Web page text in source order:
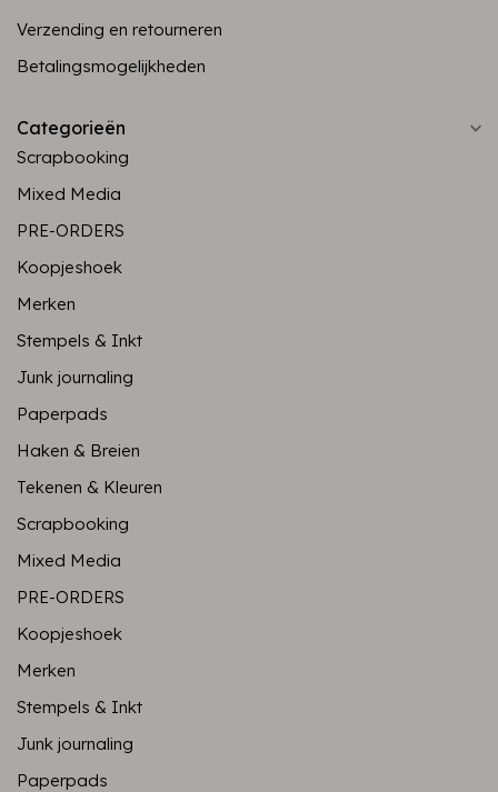
Verzending en retourneren
Betalingsmogelijkheden
Categorieën
Scrapbooking
Mixed Media
PRE-ORDERS
Koopjeshoek
Merken
Stempels & Inkt
Junk journaling
Paperpads
Haken & Breien
Tekenen & Kleuren
Scrapbooking
Mixed Media
PRE-ORDERS
Koopjeshoek
Merken
Stempels & Inkt
Junk journaling
Paperpads